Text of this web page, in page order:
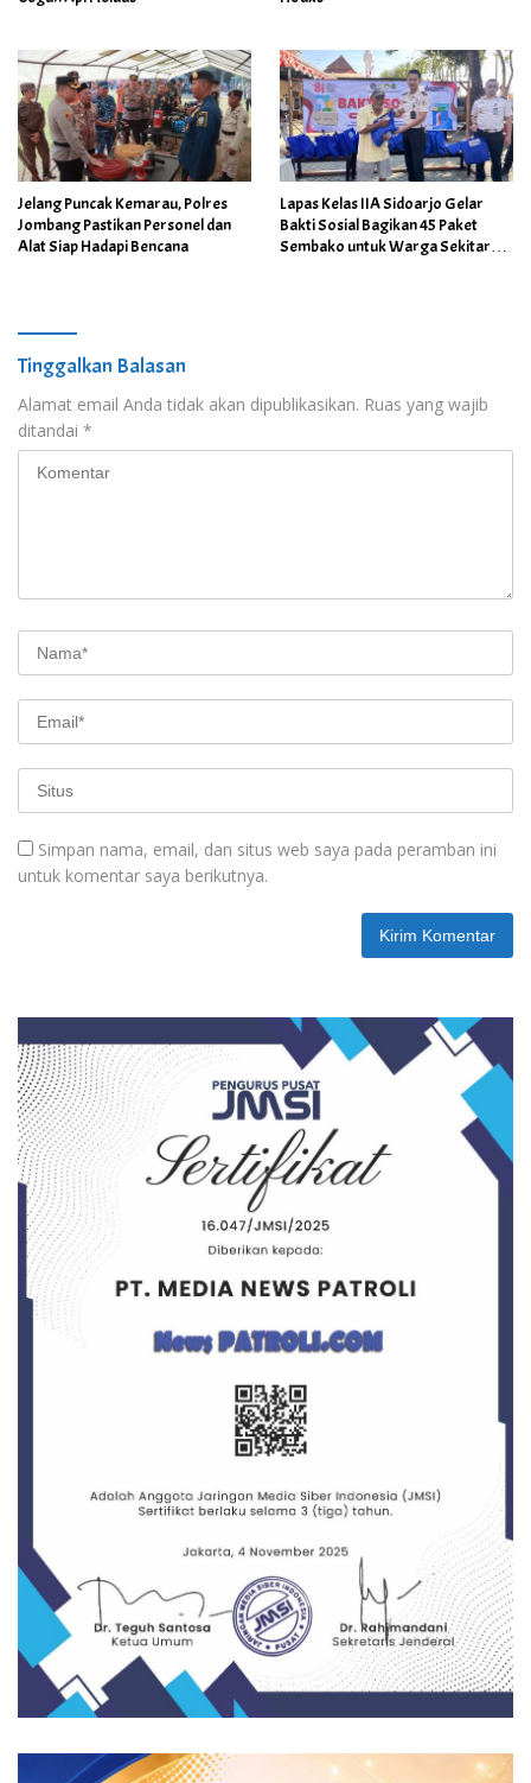
Jelang Puncak Kemarau, Polres
Jombang Pastikan Personel dan
Alat Siap Hadapi Bencana
Lapas Kelas IIA Sidoarjo Gelar
Bakti Sosial Bagikan 45 Paket
Sembako untuk Warga Sekitar
Tinggalkan Balasan
Alamat email Anda tidak akan dipublikasikan. Ruas yang wajib
ditandai *
Simpan nama, email, dan situs web saya pada peramban ini
untuk komentar saya berikutnya.